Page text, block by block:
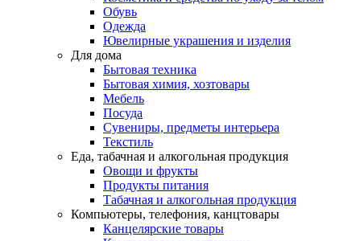
Обувь
Одежда
Ювелирные украшения и изделия
Для дома
Бытовая техника
Бытовая химия, хозтовары
Мебель
Посуда
Сувениры, предметы интерьера
Текстиль
Еда, табачная и алкогольная продукция
Овощи и фрукты
Продукты питания
Табачная и алкогольная продукция
Компьютеры, телефония, канцтовары
Канцелярские товары